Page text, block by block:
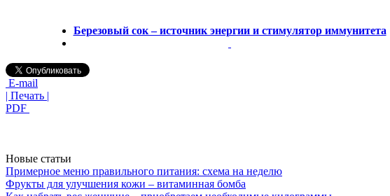
Березовый сок – источник энергии и стимулятор иммунитета
E-mail
| Печать |
PDF
Новые статьи
Примерное меню правильного питания: схема на неделю
Фрукты для улучшения кожи – витаминная бомба